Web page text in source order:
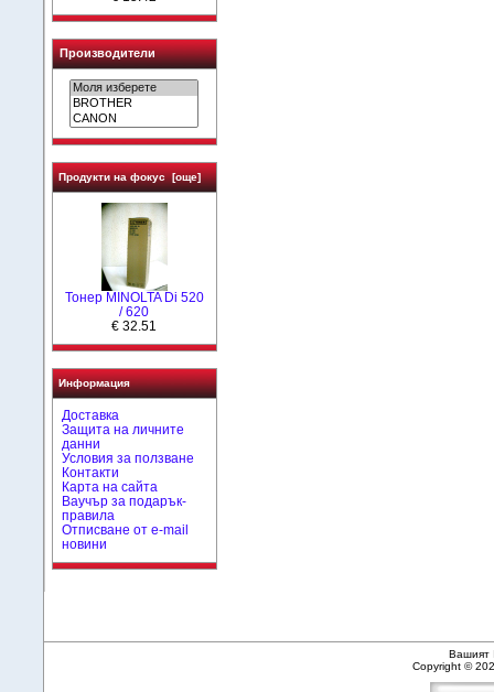
Производители
Продукти на фокус [още]
Тонер MINOLTA Di 520
/ 620
€ 32.51
Информация
Доставка
Защита на личните
данни
Условия за ползване
Контакти
Карта на сайта
Ваучър за подарък-
правила
Отписване от e-mail
новини
Вашият
Copyright ©